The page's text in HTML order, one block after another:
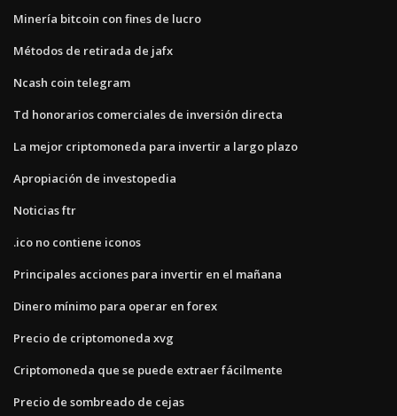
Minería bitcoin con fines de lucro
Métodos de retirada de jafx
Ncash coin telegram
Td honorarios comerciales de inversión directa
La mejor criptomoneda para invertir a largo plazo
Apropiación de investopedia
Noticias ftr
.ico no contiene iconos
Principales acciones para invertir en el mañana
Dinero mínimo para operar en forex
Precio de criptomoneda xvg
Criptomoneda que se puede extraer fácilmente
Precio de sombreado de cejas